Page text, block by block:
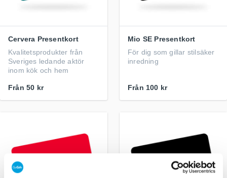
Cervera Presentkort
Kvalitetsprodukter från
Sveriges ledande aktör
inom kök och hem
Från 50 kr
Mio SE Presentkort
För dig som gillar stilsäker
inredning
Från 100 kr